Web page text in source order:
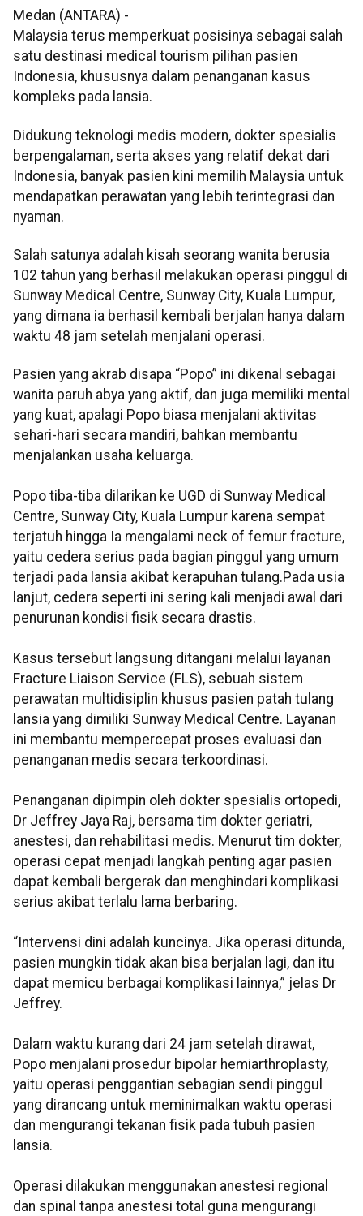
Medan (ANTARA) -
Malaysia terus memperkuat posisinya sebagai salah
satu destinasi medical tourism pilihan pasien
Indonesia, khususnya dalam penanganan kasus
kompleks pada lansia.
Didukung teknologi medis modern, dokter spesialis
berpengalaman, serta akses yang relatif dekat dari
Indonesia, banyak pasien kini memilih Malaysia untuk
mendapatkan perawatan yang lebih terintegrasi dan
nyaman.
Salah satunya adalah kisah seorang wanita berusia
102 tahun yang berhasil melakukan operasi pinggul di
Sunway Medical Centre, Sunway City, Kuala Lumpur,
yang dimana ia berhasil kembali berjalan hanya dalam
waktu 48 jam setelah menjalani operasi.
Pasien yang akrab disapa “Popo” ini dikenal sebagai
wanita paruh abya yang aktif, dan juga memiliki mental
yang kuat, apalagi Popo biasa menjalani aktivitas
sehari-hari secara mandiri, bahkan membantu
menjalankan usaha keluarga.
Popo tiba-tiba dilarikan ke UGD di Sunway Medical
Centre, Sunway City, Kuala Lumpur karena sempat
terjatuh hingga Ia mengalami neck of femur fracture,
yaitu cedera serius pada bagian pinggul yang umum
terjadi pada lansia akibat kerapuhan tulang.Pada usia
lanjut, cedera seperti ini sering kali menjadi awal dari
penurunan kondisi fisik secara drastis.
Kasus tersebut langsung ditangani melalui layanan
Fracture Liaison Service (FLS), sebuah sistem
perawatan multidisiplin khusus pasien patah tulang
lansia yang dimiliki Sunway Medical Centre. Layanan
ini membantu mempercepat proses evaluasi dan
penanganan medis secara terkoordinasi.
Penanganan dipimpin oleh dokter spesialis ortopedi,
Dr Jeffrey Jaya Raj, bersama tim dokter geriatri,
anestesi, dan rehabilitasi medis. Menurut tim dokter,
operasi cepat menjadi langkah penting agar pasien
dapat kembali bergerak dan menghindari komplikasi
serius akibat terlalu lama berbaring.
“Intervensi dini adalah kuncinya. Jika operasi ditunda,
pasien mungkin tidak akan bisa berjalan lagi, dan itu
dapat memicu berbagai komplikasi lainnya,” jelas Dr
Jeffrey.
Dalam waktu kurang dari 24 jam setelah dirawat,
Popo menjalani prosedur bipolar hemiarthroplasty,
yaitu operasi penggantian sebagian sendi pinggul
yang dirancang untuk meminimalkan waktu operasi
dan mengurangi tekanan fisik pada tubuh pasien
lansia.
Operasi dilakukan menggunakan anestesi regional
dan spinal tanpa anestesi total guna mengurangi